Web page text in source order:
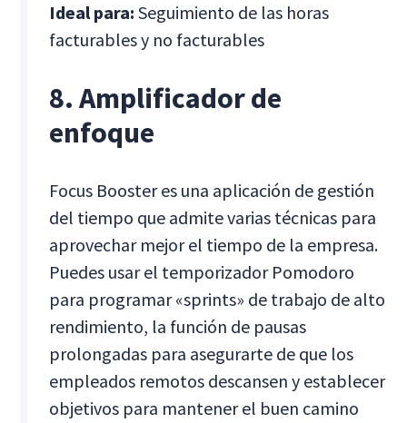
Ideal para:Seguimiento de las horas
facturables y no facturables
8. Amplificador de
enfoque
Focus Booster es una aplicación de gestión
del tiempo que admite varias técnicas para
aprovechar mejor el tiempo de la empresa.
Puedes usar el temporizador Pomodoro
para programar «sprints» de trabajo de alto
rendimiento, la función de pausas
prolongadas para asegurarte de que los
empleados remotos descansen y establecer
objetivos para mantener el buen camino